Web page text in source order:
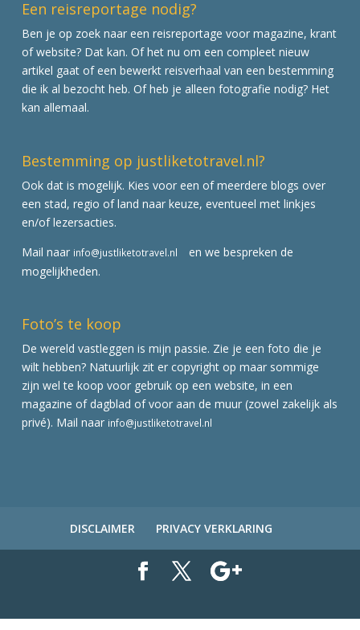
Een reisreportage nodig?
Ben je op zoek naar een reisreportage voor magazine, krant
of website? Dat kan. Of het nu om een compleet nieuw
artikel gaat of een bewerkt reisverhaal van een bestemming
die ik al bezocht heb. Of heb je alleen fotografie nodig? Het
kan allemaal.
Bestemming op justliketotravel.nl?
Ook dat is mogelijk. Kies voor een of meerdere blogs over
een stad, regio of land naar keuze, eventueel met linkjes
en/of lezersacties.
Mail naar info@justliketotravel.nl
en we bespreken de
mogelijkheden.
Foto’s te koop
De wereld vastleggen is mijn passie. Zie je een foto die je
wilt hebben? Natuurlijk zit er copyright op maar sommige
zijn wel te koop voor gebruik op een website, in een
magazine of dagblad of voor aan de muur (zowel zakelijk als
privé). Mail naar info@justliketotravel.nl
DISCLAIMER PRIVACY VERKLARING